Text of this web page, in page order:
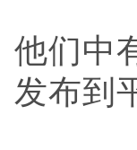
他们中
发布到